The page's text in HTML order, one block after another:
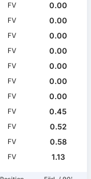
FV
0.00
FV
0.00
FV
0.00
FV
0.00
FV
0.00
FV
0.00
FV
0.00
FV
0.45
FV
0.52
FV
0.58
FV 1.13